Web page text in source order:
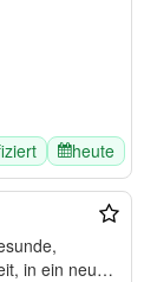
heute
in ein neues